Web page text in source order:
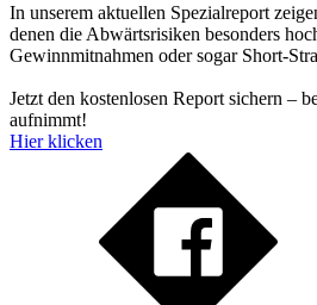
In unserem aktuellen Spezialreport
denen die Abwärtsrisiken besonders
Gewinnmitnahmen oder sogar Short-
Jetzt den kostenlosen Report sichern –
aufnimmt!
Hier klicken